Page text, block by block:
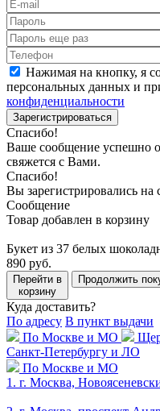
Нажимая на кнопку, я
персональных данных и
конфиденциальности
Зарегистрироваться
Спасибо!
Ваше сообщение успешно
свяжется с Вами.
Спасибо!
Вы зарегистрировались на
Сообщение
Товар добавлен в корзину
Букет из 37 белых
890 руб.
Перейти в
корзину
Продолжить
Куда доставить?
По адресу В пункт выдачи
По Москве и МО
Санкт-Петербургу и ЛО
По Москве и МО
1. г. Москва,